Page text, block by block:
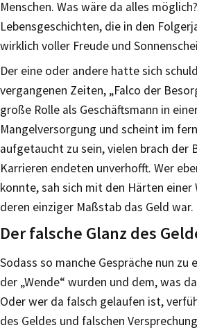
Menschen. Was wäre da alles
Lebensgeschichten, die in den
wirklich voller Freude und
Der eine oder andere hatte sich
vergangenen Zeiten, „Falco der
große Rolle als Geschäftsmann in
Mangelversorgung und scheint im
aufgetaucht zu sein, vielen brach der
Karrieren endeten unverhofft. Wer
konnte, sah sich mit den Härten
deren einziger Maßstab das Geld war.
Der falsche Glanz des
Sodass so manche Gespräche nun zu
der „Wende“ wurden und dem, was
Oder wer da falsch gelaufen ist,
des Geldes und falschen